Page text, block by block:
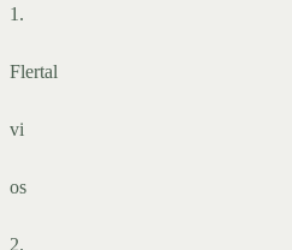
1.
Flertal
vi
os
2.